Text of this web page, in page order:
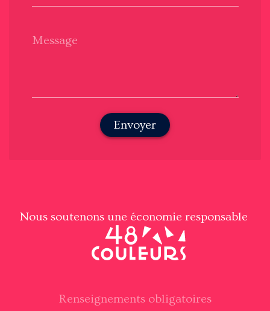
Message
Envoyer
Nous soutenons une économie responsable
Renseignements obligatoires